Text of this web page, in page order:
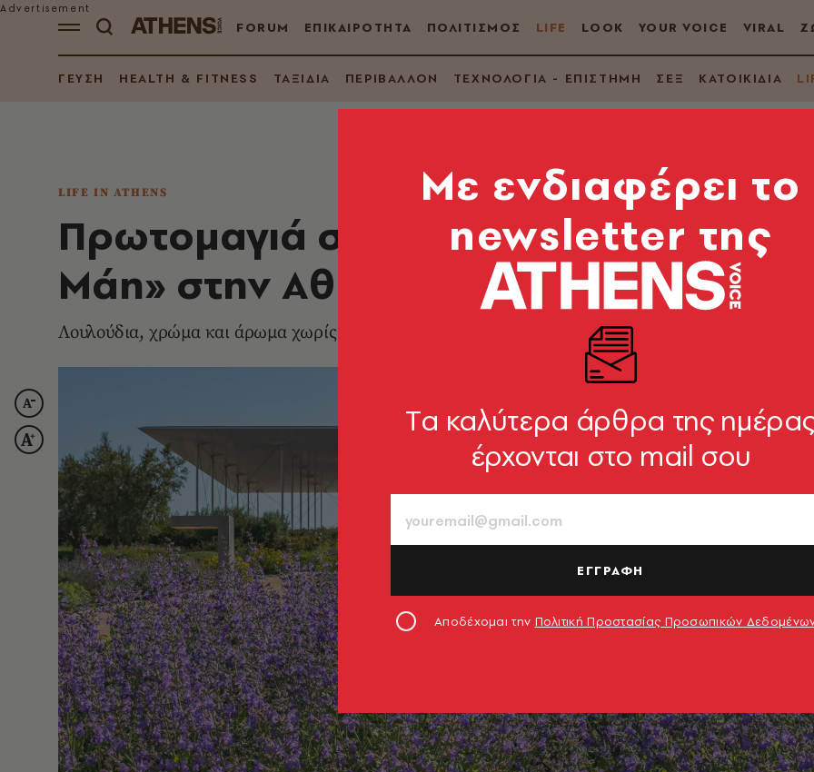
FORUM ΕΠΙΚΑΙΡΟΤΗΤΑ ΠΟΛΙΤΙΣΜΟΣ LIFE LOOK YOUR VOICE VIRAL
ΓΕΥΣΗ HEALTH & FITNESS ΤΑΞΙΔΙΑ ΠΕΡΙΒΑΛΛΟΝ ΤΕΧΝΟΛΟΓΙΑ - ΕΠΙΣΤΗΜΗ ΣΕΞ ΚΑΤΟΙΚΙΔΙΑ
LIFE IN ATHENS
Πρωτομαγιά στην πόλη: Πού να
Μάη» στην Αθήνα
Λουλούδια, χρώμα και άρωμα χωρίς να φύγεις μακριά από το σπίτι σου
Mε ενδιαφέρει το
newsletter της
Tα καλύτερα άρθρα της
έρχονται στο mail σου
ΕΓΓΡΑΦΗ
Αποδέχομαι την Πολιτική Προστασίας Προσωπικών